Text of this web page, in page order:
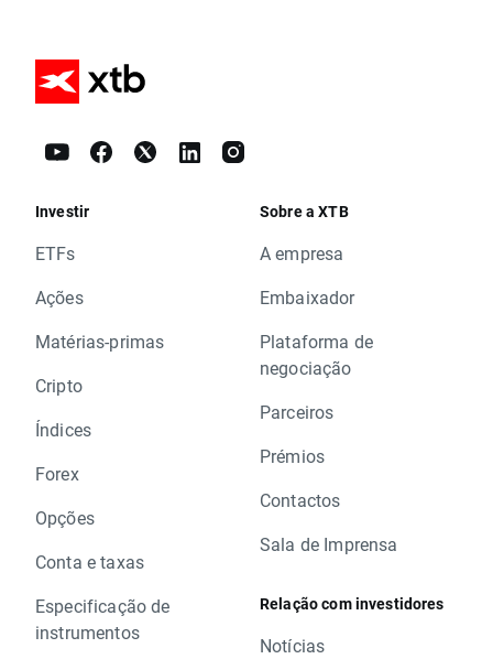
Investir
ETFs
Ações
Matérias-primas
Cripto
Índices
Forex
Opções
Conta e taxas
Especificação de
instrumentos
Sobre a XTB
A empresa
Embaixador
Plataforma de
negociação
Parceiros
Prémios
Contactos
Sala de Imprensa
Relação com investidores
Notícias